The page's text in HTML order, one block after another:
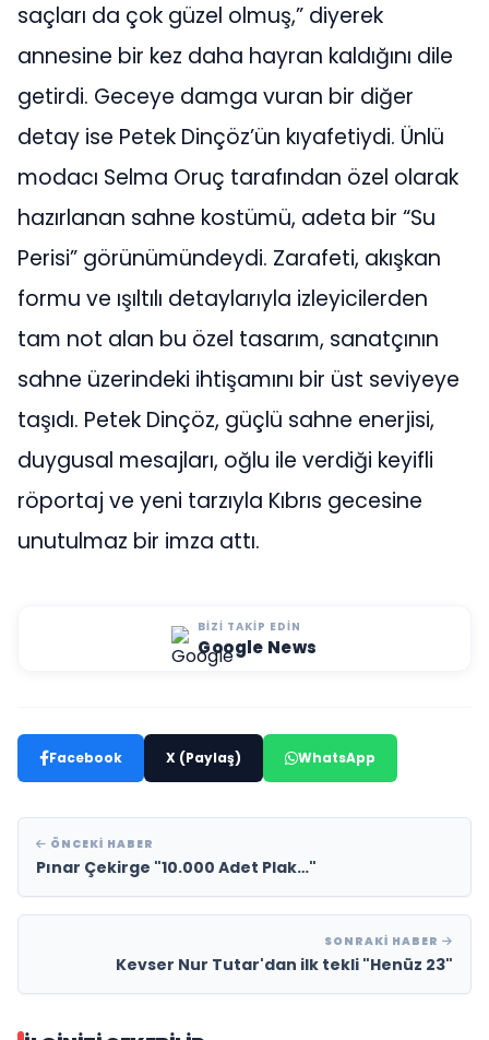
saçları da çok güzel olmuş,” diyerek
annesine bir kez daha hayran kaldığını dile
getirdi. Geceye damga vuran bir diğer
detay ise Petek Dinçöz’ün kıyafetiydi. Ünlü
modacı Selma Oruç tarafından özel olarak
hazırlanan sahne kostümü, adeta bir “Su
Perisi” görünümündeydi. Zarafeti, akışkan
formu ve ışıltılı detaylarıyla izleyicilerden
tam not alan bu özel tasarım, sanatçının
sahne üzerindeki ihtişamını bir üst seviyeye
taşıdı. Petek Dinçöz, güçlü sahne enerjisi,
duygusal mesajları, oğlu ile verdiği keyifli
röportaj ve yeni tarzıyla Kıbrıs gecesine
unutulmaz bir imza attı.
BIZI TAKIP EDIN
Google News
Facebook X (Paylaş) WhatsApp
ÖNCEKI HABER
Pınar Çekirge "10.000 Adet Plak…"
SONRAKI HABER
Kevser Nur Tutar'dan ilk tekli "Henüz 23"